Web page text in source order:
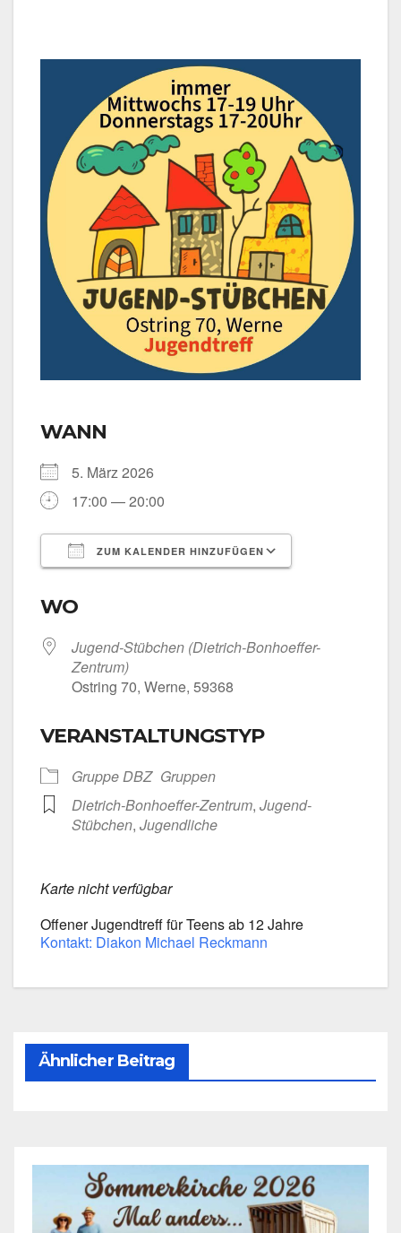
WANN
5. März 2026
17:00 — 20:00
ZUM KALENDER HINZUFÜGEN
WO
Jugend-Stübchen (Dietrich-Bonhoeffer-
Zentrum)
Ost­ring 70, Wer­ne, 59368
VERANSTALTUNGSTYP
Grup­pe DBZ Grup­pen
Dietrich-Bonhoeffer-Zentrum, Jugend-
Stübchen, Jugend­li­che
Kar­te nicht ver­füg­bar
Offe­ner Jugend­treff für Teens ab 12 Jah­re
Kon­takt: Dia­kon Micha­el Reck­mann
Ähnlicher Beitrag